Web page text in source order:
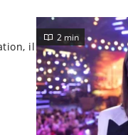
il
2 min